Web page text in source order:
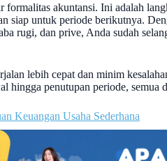
formalitas akuntansi. Ini adalah
siap untuk periode berikutnya.
rugi, dan prive, Anda sudah
lebih cepat dan minim
hingga penutupan periode, semua
Keuangan Usaha Sederhana